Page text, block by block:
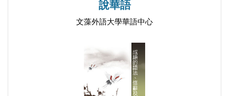
說華語
文藻外語大學華語中心